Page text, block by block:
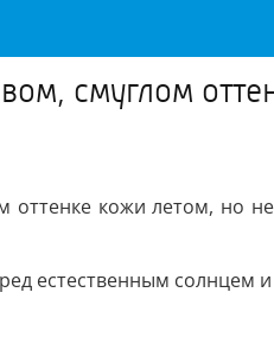
смуглом
кожи летом, но
естественным солнцем